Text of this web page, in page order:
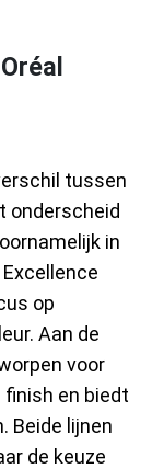
tussen
onderscheid
in
op
Aan de
voor
finish en biedt
Beide lijnen
de keuze